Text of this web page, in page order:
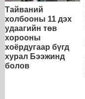
Тайваний
холбооны 11 дэх
удаагийн төв
хорооны
хоёрдугаар бүгд
хурал Бээжинд
болов